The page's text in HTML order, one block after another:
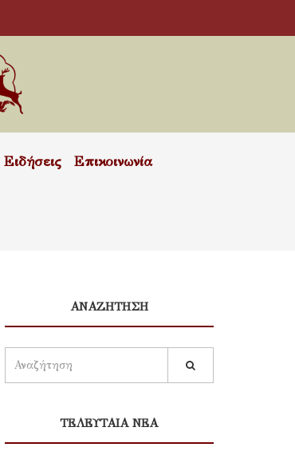
Ειδήσεις Επικοινωνία
ΑΝΑΖΗΤΗΣΗ
ΤΕΛΕΥΤΑΙΑ ΝΕΑ